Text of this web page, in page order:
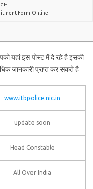
Form Online-
यहां इस पोस्ट में दे रहे है इसकी
जानकारी प्राप्त कर सकते है
www.itbpolice.nic.in
update soon
Head Constable
All Over India